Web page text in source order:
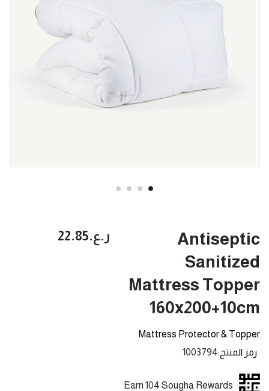
Antiseptic
Sanitized
Mattress Topper
160x200+10cm
Mattress Protector & Topper
رمز المنتج 1003794
ر.ع.‏22.85
Earn 104 Sougha Rewards